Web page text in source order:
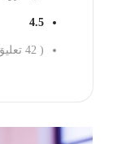
4.5
42 تعليق )